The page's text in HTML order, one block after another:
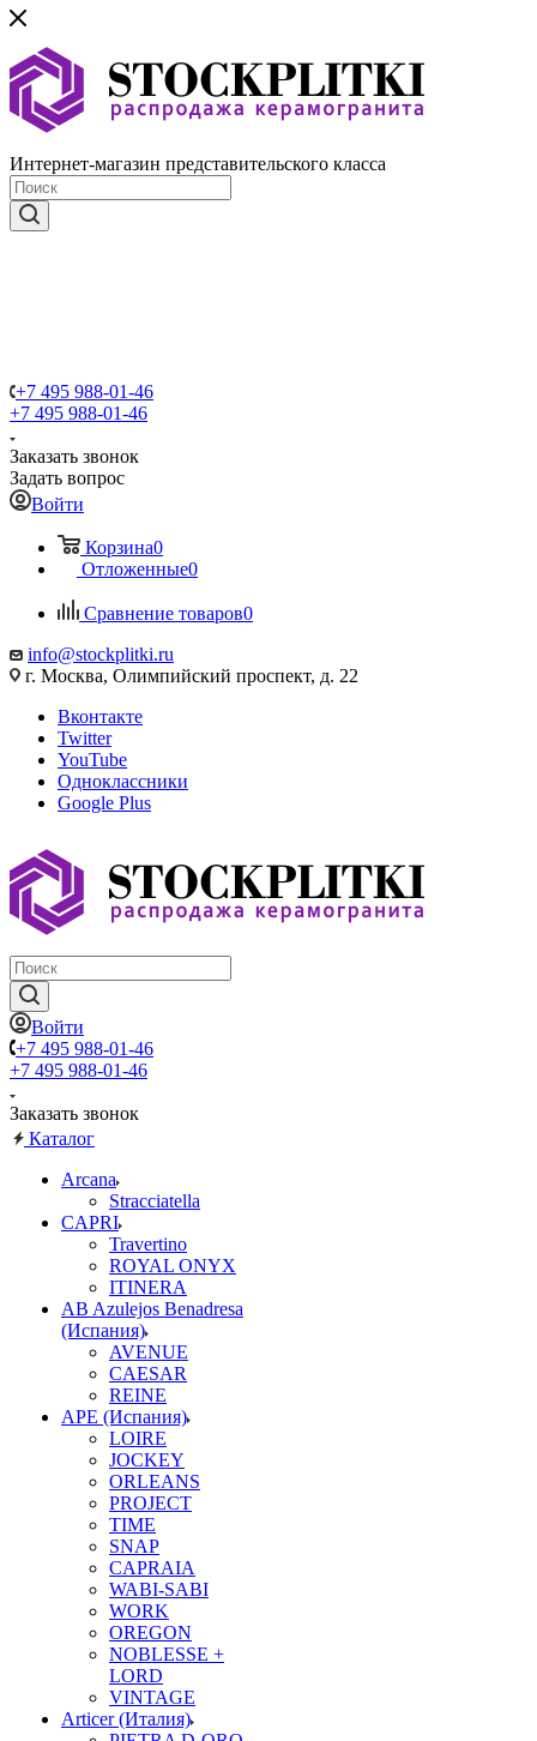
Интернет-магазин представительского класса
+7 495 988-01-46
+7 495 988-01-46
Заказать звонок
Задать вопрос
Войти
Корзина0
Отложенные0
Сравнение товаров0
info@stockplitki.ru
г. Москва, Олимпийский проспект, д. 22
Вконтакте
Twitter
YouTube
Одноклассники
Google Plus
Войти
+7 495 988-01-46
+7 495 988-01-46
Заказать звонок
Каталог
Arcana
Stracciatella
CAPRI
Travertino
ROYAL ONYX
ITINERA
AB Azulejos Benadresa
(Испания)
AVENUE
CAESAR
REINE
APE (Испания)
LOIRE
JOCKEY
ORLEANS
PROJECT
TIME
SNAP
CAPRAIA
WABI-SABI
WORK
OREGON
NOBLESSE +
LORD
VINTAGE
Articer (Италия)